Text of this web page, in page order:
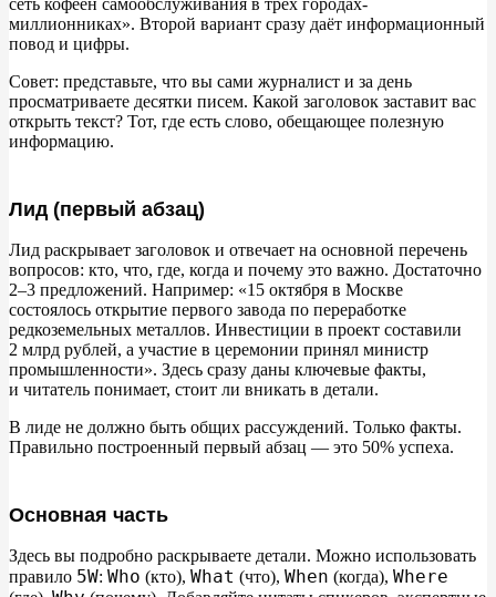
сеть кофеен самообслуживания в трёх городах-
миллионниках». Второй вариант сразу даёт информационный
повод и цифры.
Совет: представьте, что вы сами журналист и за день
просматриваете десятки писем. Какой заголовок заставит вас
открыть текст? Тот, где есть слово, обещающее полезную
информацию.
Лид (первый абзац)
Лид раскрывает заголовок и отвечает на основной перечень
вопросов: кто, что, где, когда и почему это важно. Достаточно
2–3 предложений. Например: «15 октября в Москве
состоялось открытие первого завода по переработке
редкоземельных металлов. Инвестиции в проект составили
2 млрд рублей, а участие в церемонии принял министр
промышленности». Здесь сразу даны ключевые факты,
и читатель понимает, стоит ли вникать в детали.
В лиде не должно быть общих рассуждений. Только факты.
Правильно построенный первый абзац — это 50% успеха.
Основная часть
Здесь вы подробно раскрываете детали. Можно использовать
правило 5W: Who (кто), What (что), When (когда), Where